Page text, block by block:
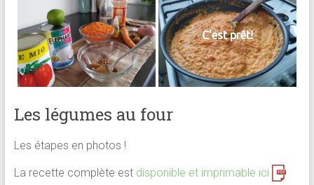
C'est prêt!
Les légumes au four
Les étapes en photos !
La recette complète est disponible et imprimable ici